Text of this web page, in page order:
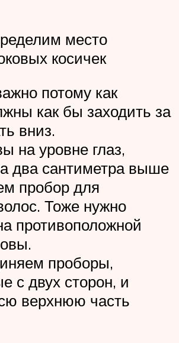
место
косичек
потому как
как бы заходить за
вниз.
на уровне глаз,
два сантиметра выше
пробор для
Тоже нужно
противоположной
проборы,
с двух сторон, и
верхнюю часть